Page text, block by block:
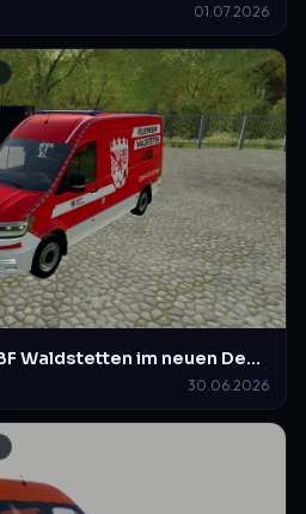
01.07.2026
VW Crafter ELW 1 der BF Waldstetten im neuen Design der BF Hildesheim
30.06.2026